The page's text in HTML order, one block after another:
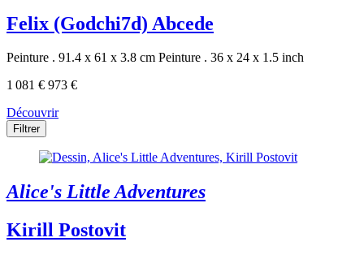
Felix (Godchi7d) Abcede
Peinture . 91.4 x 61 x 3.8 cm Peinture . 36 x 24 x 1.5 inch
1 081 € 973 €
Découvrir
Filtrer
Alice's Little Adventures
Kirill Postovit